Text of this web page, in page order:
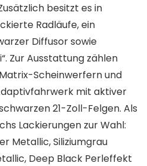
besitzt es in
Radläufe, ein
Diffusor sowie
Zur Ausstattung zählen
Scheinwerfern und
mit aktiver
21-Zoll-Felgen. Als
Lackierungen zur Wahl:
Metallic, Siliziumgrau
Deep Black Perleffekt